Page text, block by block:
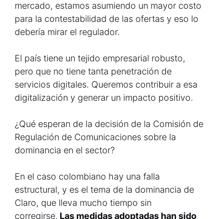
mercado, estamos asumiendo un mayor costo
para la contestabilidad de las ofertas y eso lo
debería mirar el regulador.
El país tiene un tejido empresarial robusto,
pero que no tiene tanta penetración de
servicios digitales. Queremos contribuir a esa
digitalización y generar un impacto positivo.
¿Qué esperan de la decisión de la Comisión de
Regulación de Comunicaciones sobre la
dominancia en el sector?
En el caso colombiano hay una falla
estructural, y es el tema de la dominancia de
Claro, que lleva mucho tiempo sin
corregirse. Las medidas adoptadas han sido